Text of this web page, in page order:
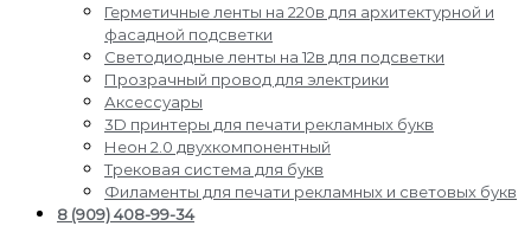
светодиодный
питания,
светодиодные
контроллеры
прожекторы
Герметичные ленты на 220в для архитектурной и
фасадной подсветки
Светодиодные ленты на 12в для подсветки
Прозрачный провод для электрики
Аксессуары
3D принтеры для печати рекламных букв
Неон 2.0 двухкомпонентный
Трековая система для букв
Филаменты для печати рекламных и световых букв
8 (909) 408-99-34